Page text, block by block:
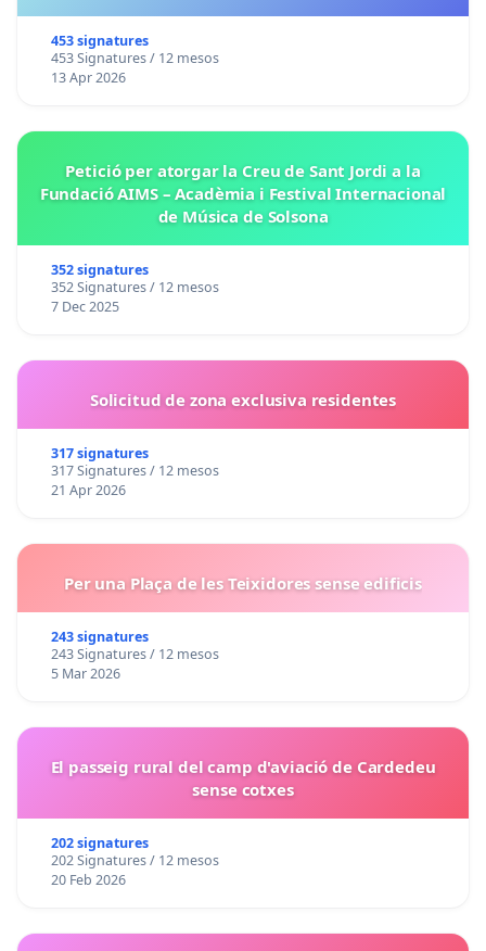
453 signatures
453 Signatures / 12 mesos
13 Apr 2026
Petició per atorgar la Creu de Sant Jordi a la
Fundació AIMS – Acadèmia i Festival Internacional
de Música de Solsona
352 signatures
352 Signatures / 12 mesos
7 Dec 2025
Solicitud de zona exclusiva residentes
317 signatures
317 Signatures / 12 mesos
21 Apr 2026
Per una Plaça de les Teixidores sense edificis
243 signatures
243 Signatures / 12 mesos
5 Mar 2026
El passeig rural del camp d'aviació de Cardedeu
sense cotxes
202 signatures
202 Signatures / 12 mesos
20 Feb 2026